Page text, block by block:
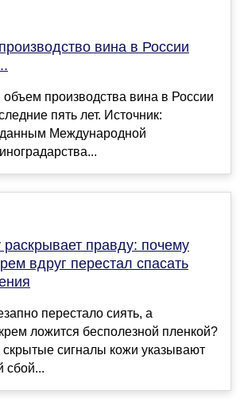
вина в России
объем производства вина в России
пять лет. Источник:
Международной
правду: почему
вдруг перестал спасать
перестало сиять, а
ложится бесполезной пленкой?
скрытые сигналы кожи указывают
сбой...